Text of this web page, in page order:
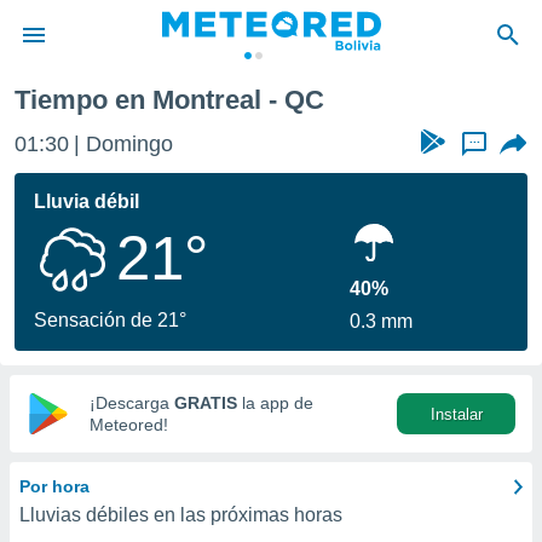
de
ha
para
que se
calidad.
a este
las
y
digital
basada
Tiempo en Montreal - QC
01:30 Domingo ...
Lluvia débil
21°
Sensación de 21°
40%
0.3 mm
¡Descarga GRATIS la app de
Meteored!
Instalar
Por hora
Lluvias débiles en las próximas horas